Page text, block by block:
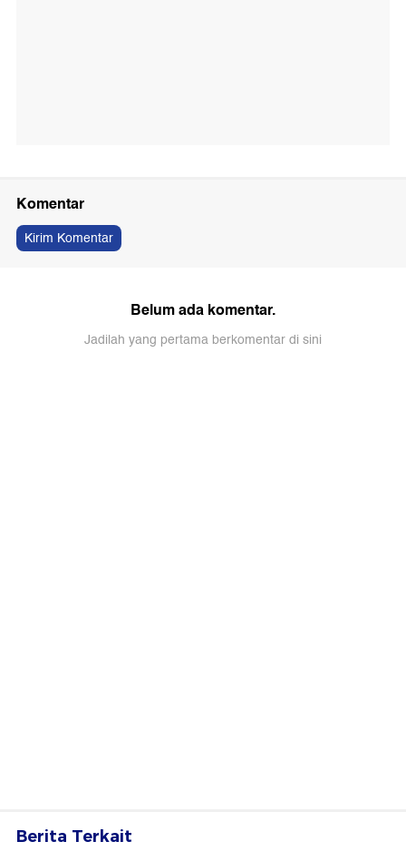
Komentar
Kirim Komentar
Belum ada komentar.
Jadilah yang pertama berkomentar di sini
Berita Terkait